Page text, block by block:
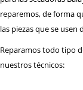
reparemos, de forma
las piezas que se
Reparamos todo tipo
nuestros técnicos: